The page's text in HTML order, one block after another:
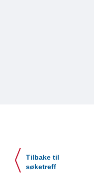
Tilbake til
søketreff